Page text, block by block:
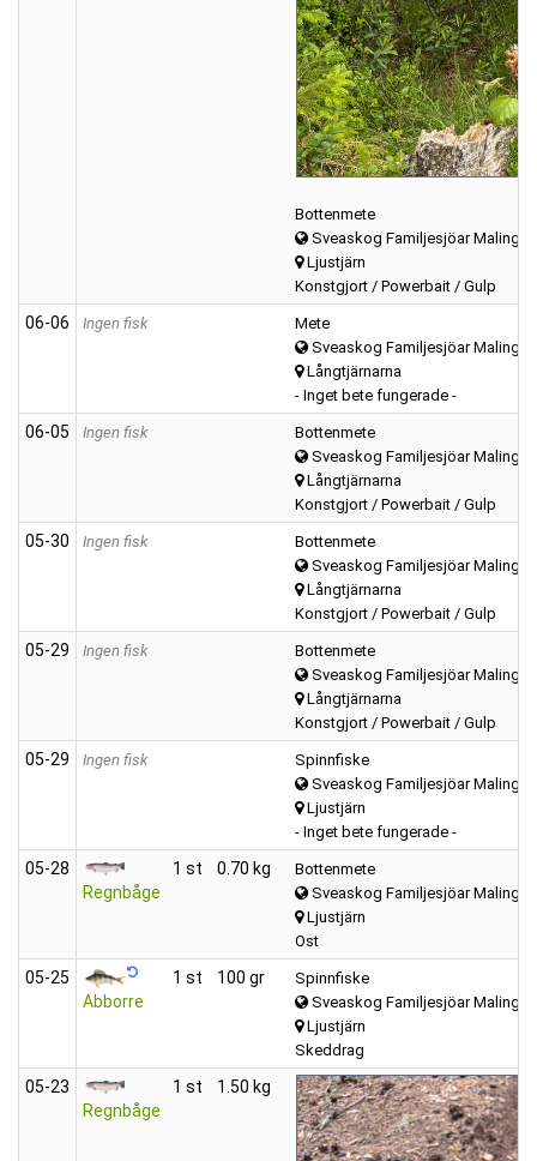
Bottenmete
Sveaskog Familjesjöar
Ljustjärn
Konstgjort / Powerbait / Gulp
06‑06 Ingen fisk
Mete
Sveaskog Familjesjöar
Långtjärnarna
- Inget bete fungerade -
06‑05 Ingen fisk
Bottenmete
Sveaskog Familjesjöar
Långtjärnarna
Konstgjort / Powerbait / Gulp
05‑30 Ingen fisk
Bottenmete
Sveaskog Familjesjöar
Långtjärnarna
Konstgjort / Powerbait / Gulp
05‑29 Ingen fisk
Bottenmete
Sveaskog Familjesjöar
Långtjärnarna
Konstgjort / Powerbait / Gulp
05‑29 Ingen fisk
Spinnfiske
Sveaskog Familjesjöar
Ljustjärn
- Inget bete fungerade -
05‑28
Regnbåge
1 st 0.70 kg
Bottenmete
Sveaskog Familjesjöar
Ljustjärn
Ost
05‑25
Abborre
1 st 100 gr
Spinnfiske
Sveaskog Familjesjöar
Ljustjärn
Skeddrag
05‑23
Regnbåge
1 st 1.50 kg